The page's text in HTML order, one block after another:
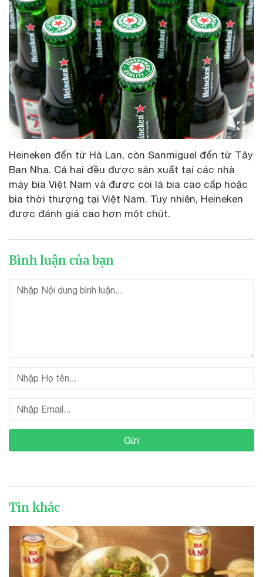
Heineken đến từ Hà Lan, còn Sanmiguel đến từ Tây
Ban Nha. Cả hai đều được sản xuất tại các nhà
máy bia Việt Nam và được coi là bia cao cấp hoặc
bia thời thượng tại Việt Nam. Tuy nhiên, Heineken
được đánh giá cao hơn một chút.
Bình luận của bạn
Gửi
Tin khác